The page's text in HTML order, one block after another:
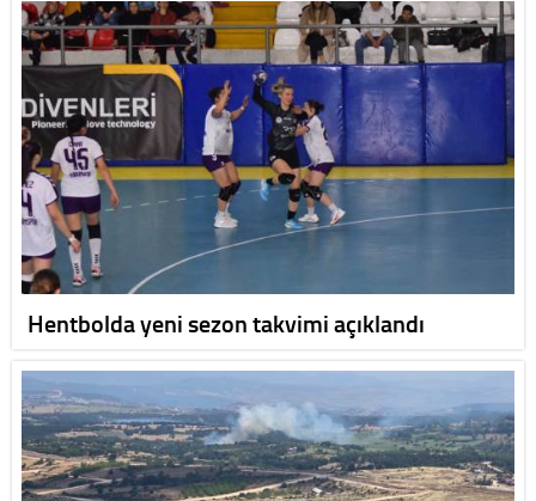
Hentbolda yeni sezon takvimi açıklandı